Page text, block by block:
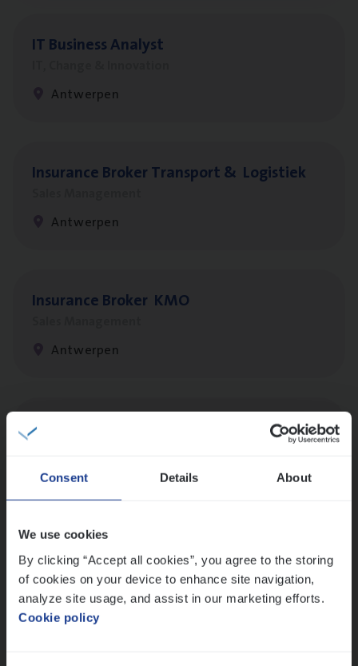
Consent Details About
We use cookies
By clicking “Accept all cookies”, you agree to the storing
of cookies on your device to enhance site navigation,
analyze site usage, and assist in our marketing efforts.
Cookie policy
ITBusi­ness Analyst
Antwerpen
Insu­ran­ce Bro­ker Trans­port& Logistiek
Antwerpen
Insu­ran­ce Bro­ker KMO
Antwerpen
Cus­to­mer Care Expert
Customer Services
Antwerpen
Cor­po­ra­te Insu­ran­ce Bro­ker Property
Sales Management
Antwerpen